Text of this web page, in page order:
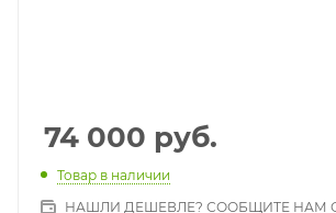
74 000 руб.
Товар в наличии
НАШЛИ ДЕШЕВЛЕ? СООБЩИТЕ НАМ